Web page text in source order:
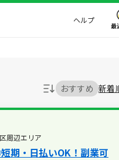
ヘルプ
最
おすすめ 新着
周辺エリア
期・日払いOK！副業可